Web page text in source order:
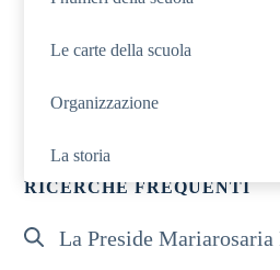
Le carte della scuola
Organizzazione
La storia
RICERCHE FREQUENTI
La Preside Mariarosaria